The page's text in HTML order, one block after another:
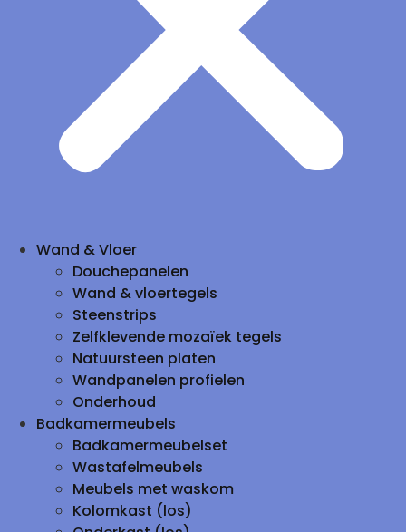
Wand & Vloer
Douchepanelen
Wand & vloertegels
Steenstrips
Zelfklevende mozaïek tegels
Natuursteen platen
Wandpanelen profielen
Onderhoud
Badkamermeubels
Badkamermeubelset
Wastafelmeubels
Meubels met waskom
Kolomkast (los)